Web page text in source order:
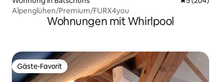
Alpenglühen/Premium/FURX4you
Wohnungen mit Whirlpool
Gäste-Favorit
Gäste-Favorit